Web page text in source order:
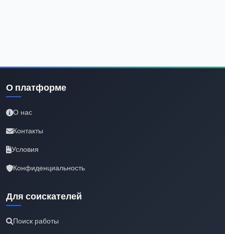
О платформе
О нас
Контакты
Условия
Конфиденциальность
Для соискателей
Поиск работы